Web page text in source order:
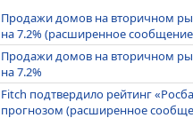
Продажи домов на вторичном
на 7.2% (расширенное
Продажи домов на вторичном
на 7.2%
Fitch подтвердило рейтинг
прогнозом (расширенное